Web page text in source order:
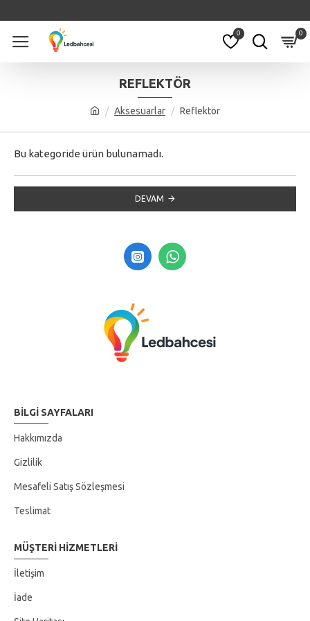
0 0
Aksesuarlar Reflektör
REFLEKTÖR
Bu kategoride ürün bulunamadı.
DEVAM
BILGI SAYFALARI
Hakkımızda
Gizlilik
Mesafeli Satış Sözleşmesi
Teslimat
MÜŞTERI HIZMETLERI
İletişim
İade